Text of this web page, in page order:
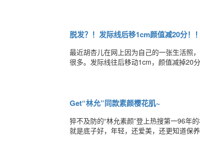
脱发？！发际线后移1cm颜值减20分！！
最近胡杏儿在网上因为自己的一张生活照
很多。发际线往后移动1cm，颜值减掉20
Get“林允”同款素颜樱花肌~
猝不及防的“林允素颜”登上热搜第一96年
就是底子好，年轻，还爱美，还更知道保